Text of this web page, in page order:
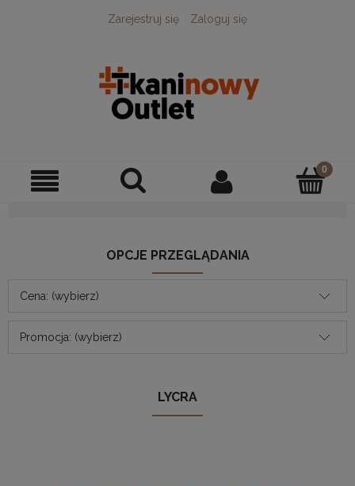
Zarejestruj się Zaloguj się
OPCJE PRZEGLĄDANIA
Cena: (wybierz)
Promocja: (wybierz)
LYCRA